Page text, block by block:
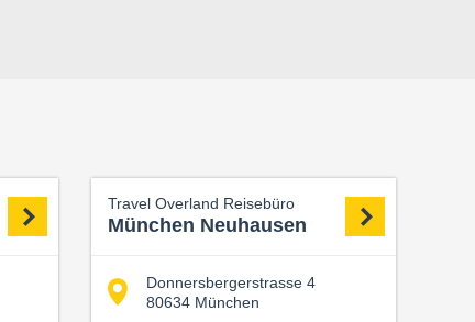
Travel Overland Reisebüro
München Neuhausen
Donnersbergerstrasse 4
80634 München